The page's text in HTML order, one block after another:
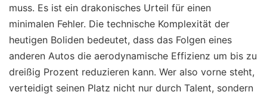
muss. Es ist ein drakonisches Urteil für einen
minimalen Fehler. Die technische Komplexität der
heutigen Boliden bedeutet, dass das Folgen eines
anderen Autos die aerodynamische Effizienz um bis zu
dreißig Prozent reduzieren kann. Wer also vorne steht,
verteidigt seinen Platz nicht nur durch Talent, sondern